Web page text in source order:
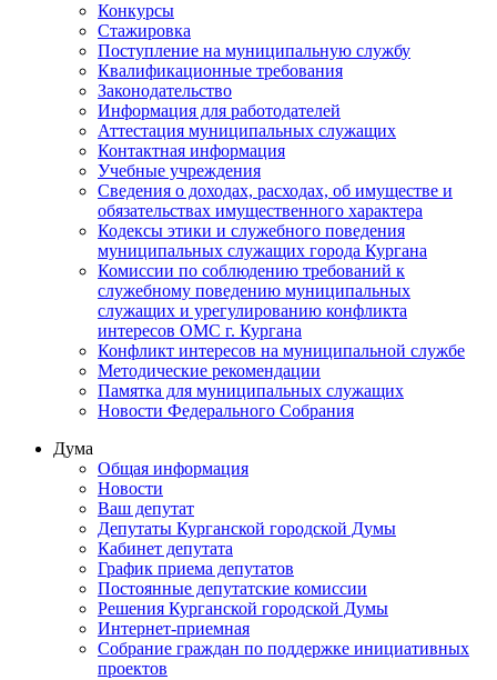
Конкурсы
Стажировка
Поступление на муниципальную службу
Квалификационные требования
Законодательство
Информация для работодателей
Аттестация муниципальных служащих
Контактная информация
Учебные учреждения
Сведения о доходах, расходах, об имуществе и
обязательствах имущественного характера
Кодексы этики и служебного поведения
муниципальных служащих города Кургана
Комиссии по соблюдению требований к
служебному поведению муниципальных
служащих и урегулированию конфликта
интересов ОМС г. Кургана
Конфликт интересов на муниципальной службе
Методические рекомендации
Памятка для муниципальных служащих
Новости Федерального Cобрания
Дума
Общая информация
Новости
Ваш депутат
Депутаты Курганской городской Думы
Кабинет депутата
График приема депутатов
Постоянные депутатские комиссии
Решения Курганской городской Думы
Интернет-приемная
Собрание граждан по поддержке инициативных
проектов